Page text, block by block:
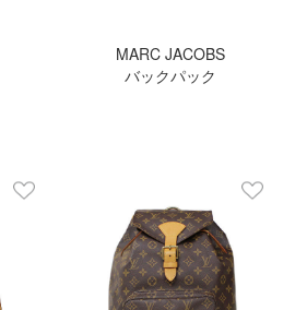
MARC JACOBS
バックパック